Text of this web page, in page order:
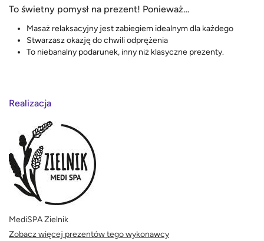
To świetny pomysł na prezent! Ponieważ…
Masaż relaksacyjny jest zabiegiem idealnym dla każdego
Stwarzasz okazję do chwili odprężenia
To niebanalny podarunek, inny niż klasyczne prezenty.
Realizacja
MediSPA Zielnik
Zobacz więcej prezentów tego wykonawcy